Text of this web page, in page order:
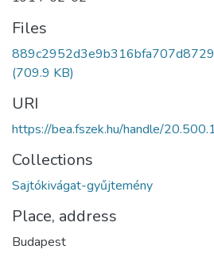
Files
(709.9 KB)
URI
https://bea.fszek.hu/handle/
Collections
Sajtókivágat-gyűjtemény
Place, address
Budapest